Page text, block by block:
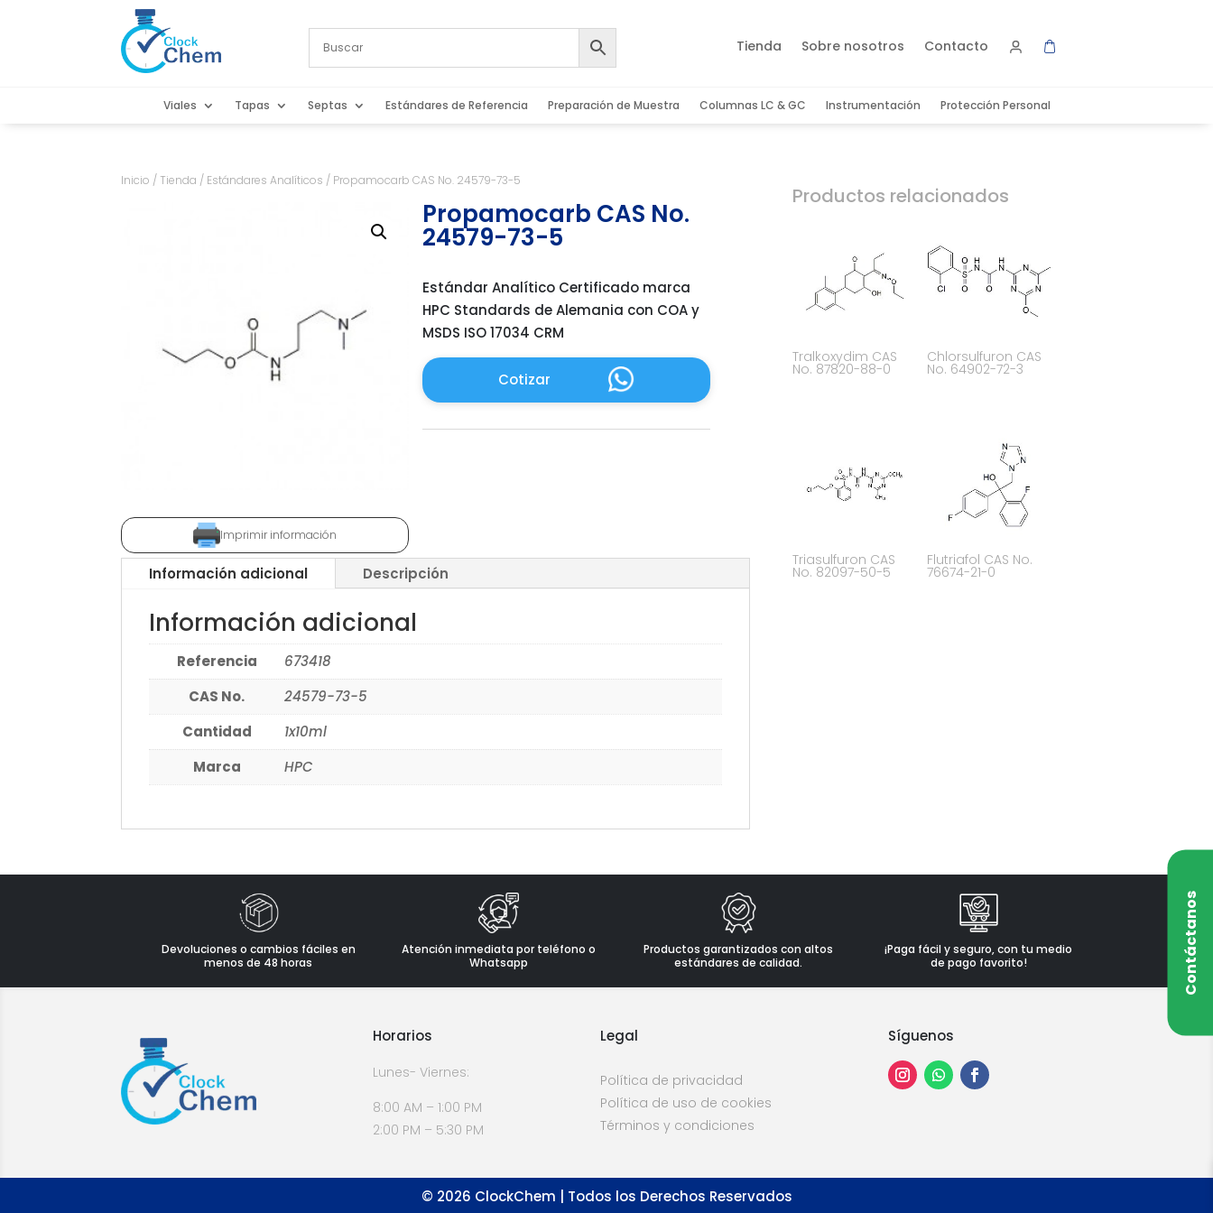
Tienda Sobre nosotros Contacto
Viales Tapas Septas Estándares de Referencia Preparación de Muestra Columnas LC & GC Instrumentación Protección Personal
Inicio / Tienda / Estándares Analíticos / Propamocarb CAS No. 24579-73-5
Imprimir información
Propamocarb CAS No.
24579-73-5
Estándar Analítico Certificado marca
HPC Standards de Alemania con COA y
MSDS ISO 17034 CRM
Cotizar
Información adicional Descripción
Información adicional
Referencia
673418
CAS No.
24579-73-5
Cantidad
1x10ml
Marca
HPC
Productos relacionados
Tralkoxydim CAS
No. 87820-88-0
Chlorsulfuron CAS
No. 64902-72-3
Triasulfuron CAS
No. 82097-50-5
Flutriafol CAS No.
76674-21-0
Devoluciones o cambios fáciles en
menos de 48 horas
Atención inmediata por teléfono o
Whatsapp
Productos garantizados con altos
estándares de calidad.
¡Paga fácil y seguro, con tu medio
de pago favorito!
Contáctanos
Horarios
Lunes- Viernes:
8:00 AM – 1:00 PM
2:00 PM – 5:30 PM
Legal
Política de privacidad
Política de uso de cookies
Términos y condiciones
Síguenos
© 2026 ClockChem | Todos los Derechos Reservados